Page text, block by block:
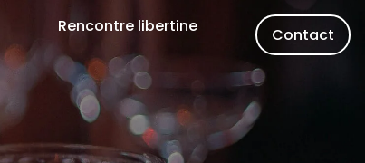
Rencontre libertine Contact